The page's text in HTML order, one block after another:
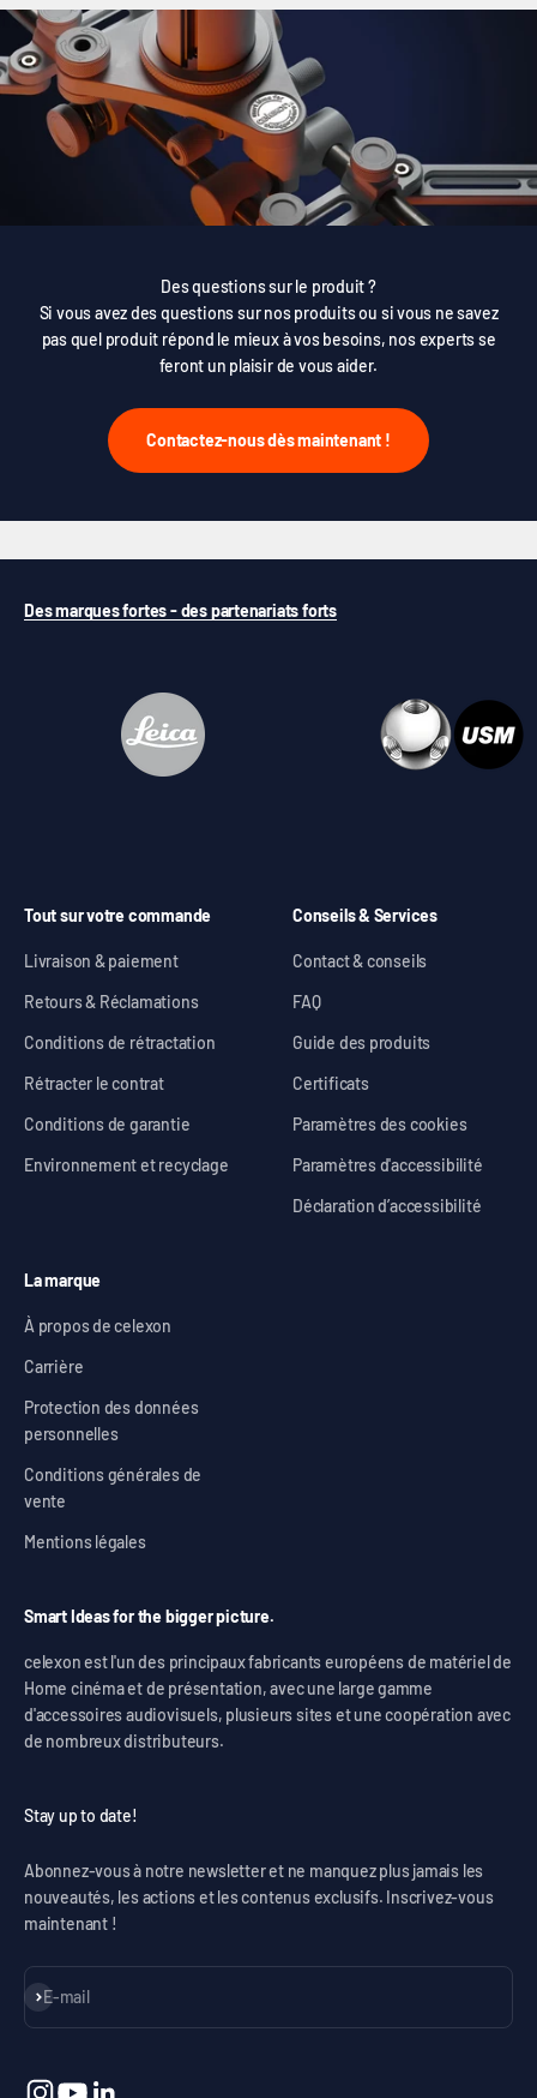
Des questions sur le produit ?
Si vous avez des questions sur nos produits ou si vous ne savez
pas quel produit répond le mieux à vos besoins, nos experts se
feront un plaisir de vous aider.
Contactez-nous dès maintenant !
Des marques fortes - des partenariats forts
Tout sur votre commande
Livraison & paiement
Retours & Réclamations
Conditions de rétractation
Rétracter le contrat
Conditions de garantie
Environnement et recyclage
Conseils & Services
Contact & conseils
FAQ
Guide des produits
Certificats
Paramètres des cookies
Paramètres d'accessibilité
Déclaration d’accessibilité
La marque
À propos de celexon
Carrière
Protection des données
personnelles
Conditions générales de
vente
Mentions légales
Smart Ideas for the bigger picture.
celexon est l'un des principaux fabricants européens de matériel de
Home cinéma et de présentation, avec une large gamme
d'accessoires audiovisuels, plusieurs sites et une coopération avec
de nombreux distributeurs.
Stay up to date!
Abonnez-vous à notre newsletter et ne manquez plus jamais les
nouveautés, les actions et les contenus exclusifs. Inscrivez-vous
maintenant !
E-mail
S'inscrire